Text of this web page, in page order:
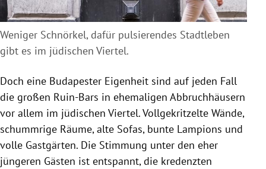
Weniger Schnörkel, dafür pulsierendes Stadtleben
gibt es im jüdischen Viertel.
Doch eine Budapester Eigenheit sind auf jeden Fall
die großen Ruin-Bars in ehemaligen Abbruchhäusern
vor allem im jüdischen Viertel. Vollgekritzelte Wände,
schummrige Räume, alte Sofas, bunte Lampions und
volle Gastgärten. Die Stimmung unter den eher
jüngeren Gästen ist entspannt, die kredenzten